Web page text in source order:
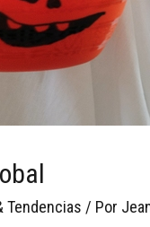
Tendencias / Por